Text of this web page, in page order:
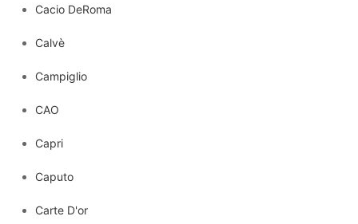
Cacio DeRoma
Calvè
Campiglio
CAO
Capri
Caputo
Carte D'or